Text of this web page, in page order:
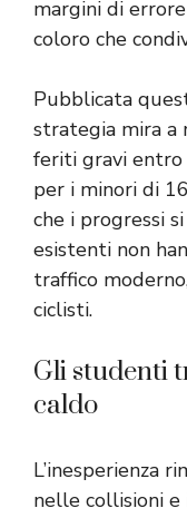
margini di
coloro che
Pubblicata
strategia mira a
feriti gravi entro
per i minori di
che i progressi
esistenti non
traffico
ciclisti.
Gli studenti
caldo
L’inesperienza
nelle collisioni